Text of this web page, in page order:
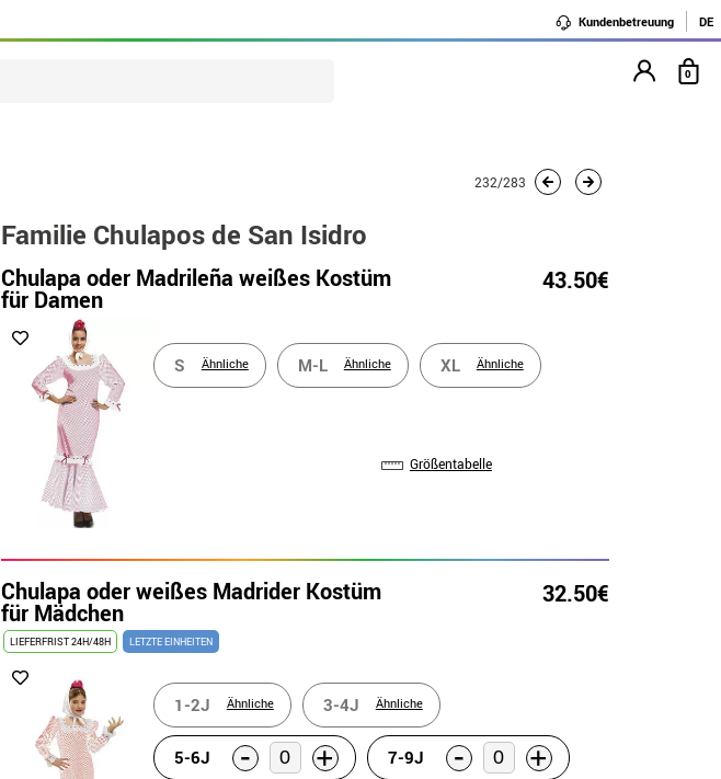
Kundenbetreuung DE
0
232/283
Familie Chulapos de San Isidro
Chulapa oder Madrileña weißes Kostüm
für Damen
43.50€
S Ähnliche M-L Ähnliche XL Ähnliche
Größentabelle
Chulapa oder weißes Madrider Kostüm
für Mädchen
32.50€
LIEFERFRIST 24H/48H LETZTE EINHEITEN
1-2J Ähnliche 3-4J Ähnliche
5-6J - + 7-9J - +